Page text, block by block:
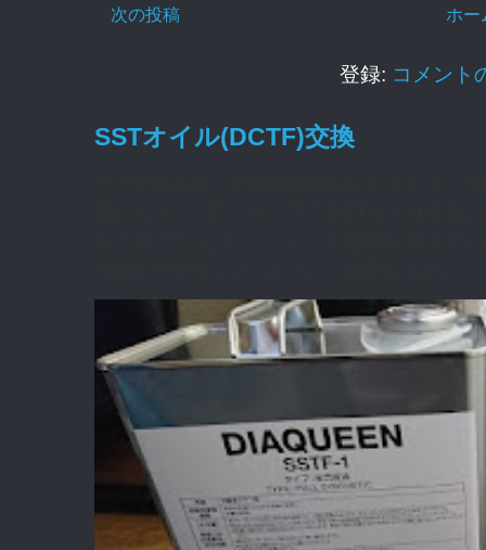
次の投稿 ホー
登録: コメント
SSTオイル(DCTF)交換